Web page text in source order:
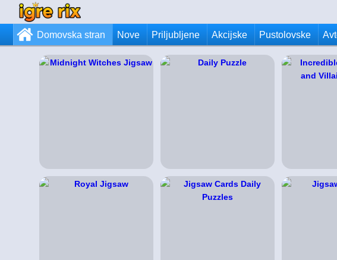
Domovska stran Nove Priljubljene Akcijske Pustolovske